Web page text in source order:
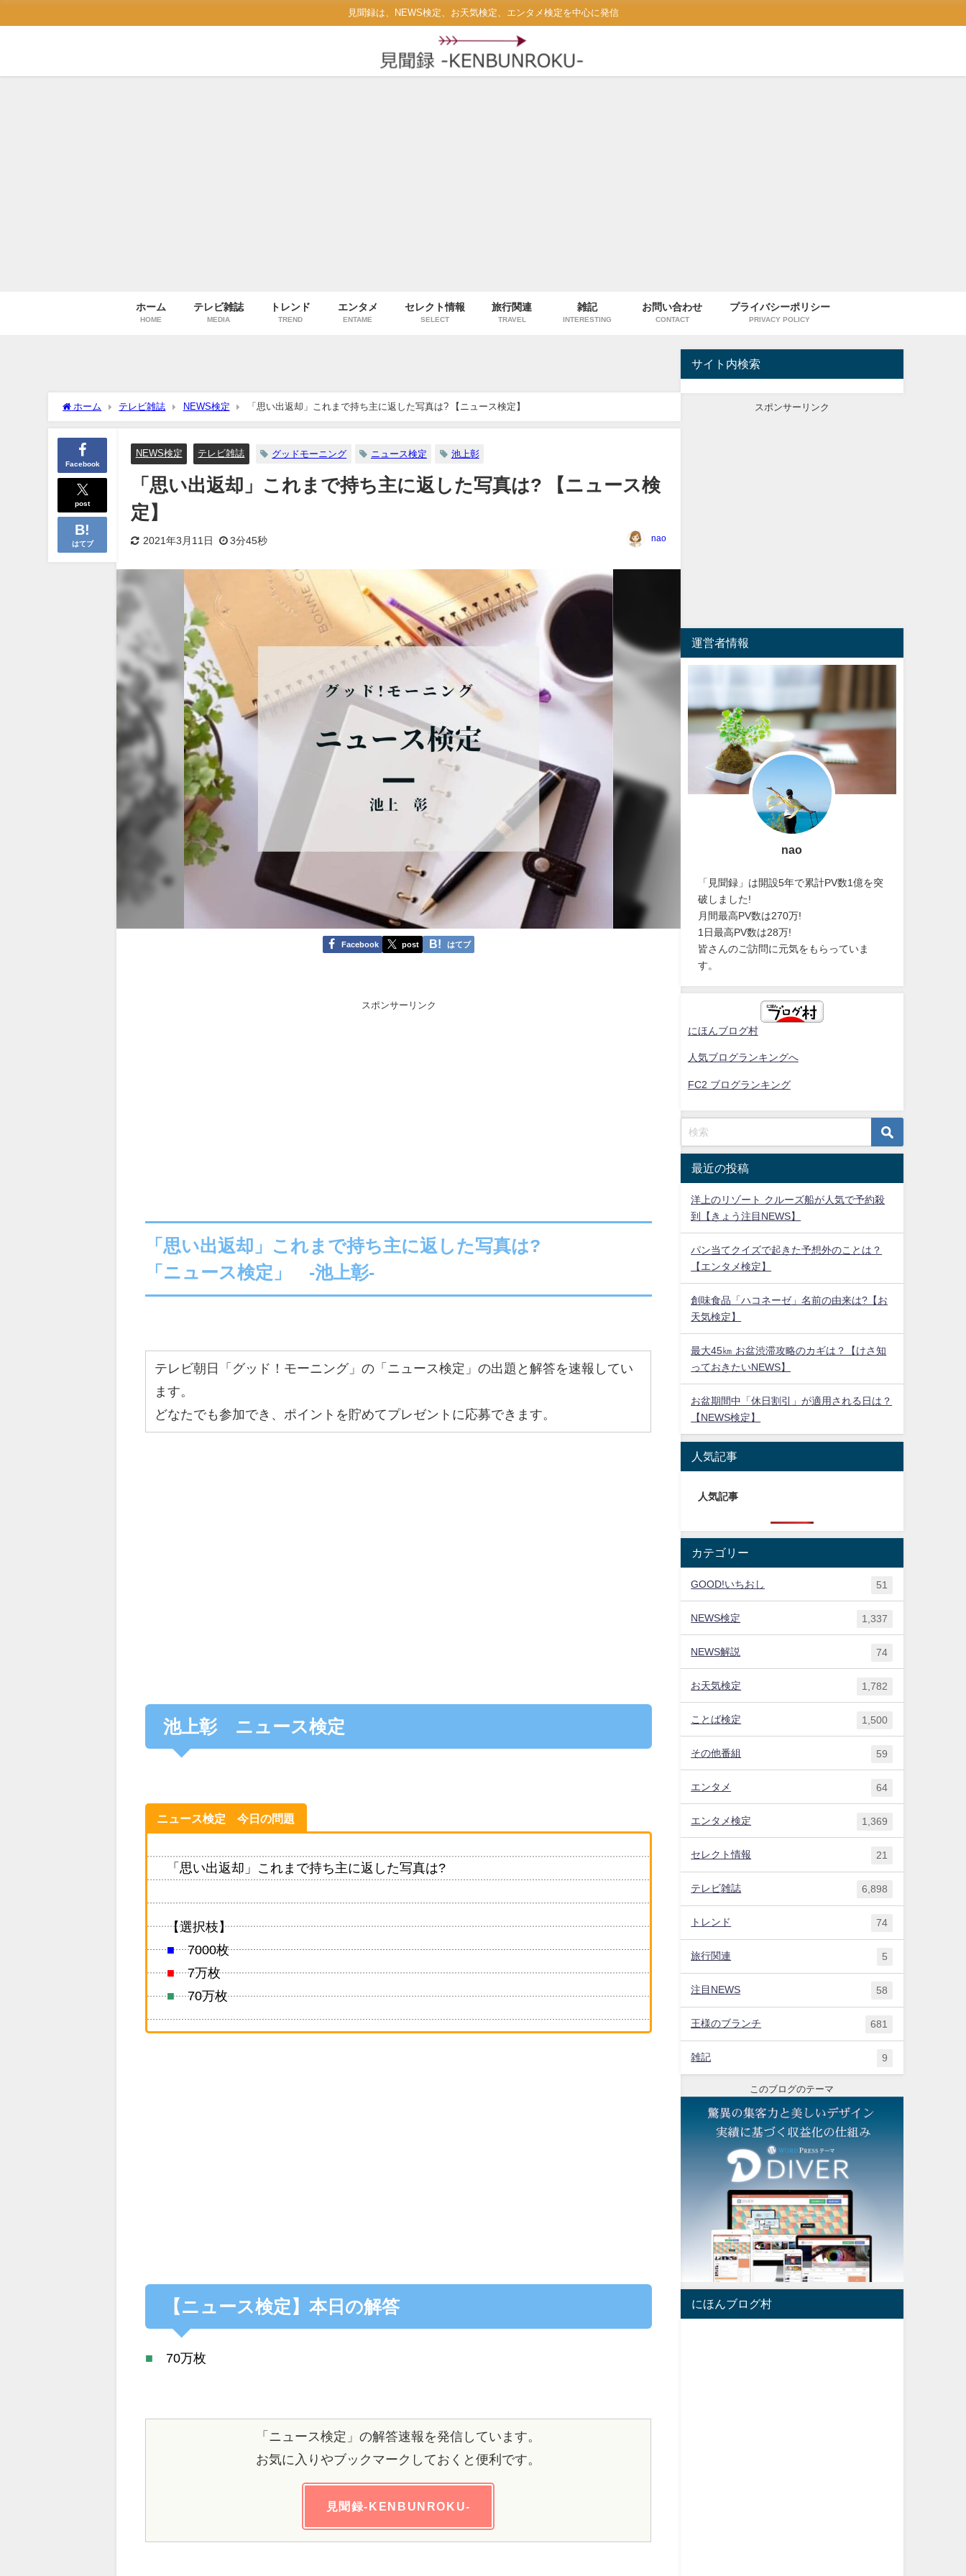
見聞録は、NEWS検定、お天気検定、エンタメ検定を中心に発信
ホーム
HOME
テレビ雑誌
MEDIA
トレンド
TREND
エンタメ
ENTAME
セレクト情報
SELECT
旅行関連
TRAVEL
雑記
INTERESTING
お問い合わせ
CONTACT
プライバシーポリシー
PRIVACY POLICY
ホーム テレビ雑誌 NEWS検定 「思い出返却」これまで持ち主に返した写真は? 【ニュース検定】
Facebook
post
はてブ
NEWS検定 テレビ雑誌 グッドモーニング ニュース検定 池上彰
「思い出返却」これまで持ち主に返した写真は? 【ニュース検
定】
2021年3月11日 3分45秒 nao
Facebook post はてブ
スポンサーリンク
「思い出返却」これまで持ち主に返した写真は?
「ニュース検定」 -池上彰-
テレビ朝日「グッド！モーニング」の「ニュース検定」の出題と解答を速報してい
ます。
どなたでも参加でき、ポイントを貯めてプレゼントに応募できます。
池上彰 ニュース検定
ニュース検定 今日の問題
「思い出返却」これまで持ち主に返した写真は?
【選択枝】
■7000枚
■7万枚
■70万枚
【ニュース検定】本日の解答
■ 70万枚
「ニュース検定」の解答速報を発信しています。
お気に入りやブックマークしておくと便利です。
見聞録-KENBUNROKU-
サイト内検索
スポンサーリンク
運営者情報
nao
「見聞録」は開設5年で累計PV数1億を突
破しました!
月間最高PV数は270万!
1日最高PV数は28万!
皆さんのご訪問に元気をもらっていま
す。
にほんブログ村
人気ブログランキングへ
FC2 ブログランキング
最近の投稿
洋上のリゾート クルーズ船が人気で予約殺
到【きょう注目NEWS】
パン当てクイズで起きた予想外のことは？
【エンタメ検定】
創味食品「ハコネーゼ」名前の由来は?【お
天気検定】
最大45㎞ お盆渋滞攻略のカギは？【けさ知
っておきたいNEWS】
お盆期間中「休日割引」が適用される日は？
【NEWS検定】
人気記事
人気記事
カテゴリー
GOOD!いちおし 51
NEWS検定 1,337
NEWS解説 74
お天気検定 1,782
ことば検定 1,500
その他番組 59
エンタメ 64
エンタメ検定 1,369
セレクト情報 21
テレビ雑誌 6,898
トレンド 74
旅行関連 5
注目NEWS 58
王様のブランチ 681
雑記 9
このブログのテーマ
にほんブログ村